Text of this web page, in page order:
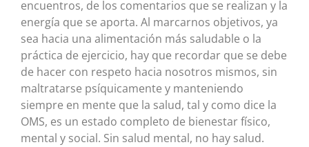
encuentros, de los comentarios que se realizan y la
energía que se aporta. Al marcarnos objetivos, ya
sea hacia una alimentación más saludable o la
práctica de ejercicio, hay que recordar que se debe
de hacer con respeto hacia nosotros mismos, sin
maltratarse psíquicamente y manteniendo
siempre en mente que la salud, tal y como dice la
OMS, es un estado completo de bienestar físico,
mental y social. Sin salud mental, no hay salud.